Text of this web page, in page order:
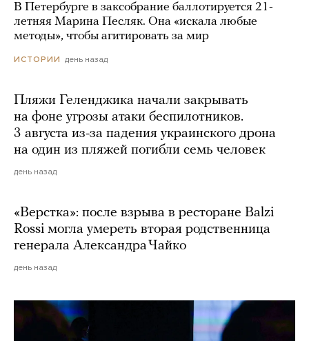
В Петербурге в заксобрание баллотируется 21-
летняя Марина Песляк. Она «искала любые
методы», чтобы агитировать за мир
ИСТОРИИ день назад
Пляжи Геленджика начали закрывать
на фоне угрозы атаки беспилотников.
3 августа из-за падения украинского дрона
на один из пляжей погибли семь человек
день назад
«Верстка»: после взрыва в ресторане Balzi
Rossi могла умереть вторая родственница
генерала Александра Чайко
день назад